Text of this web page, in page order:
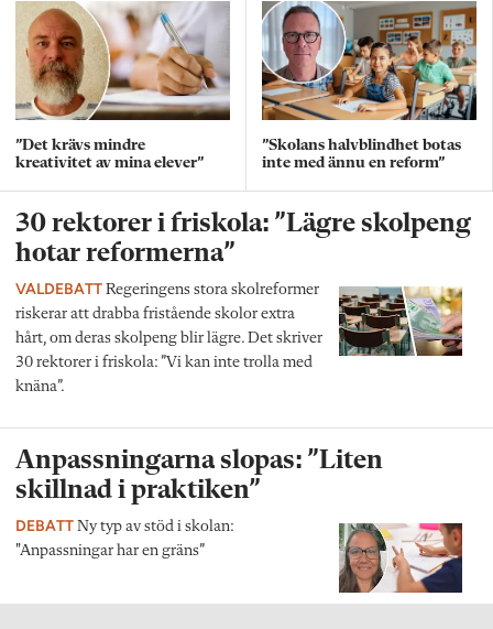
”Det krävs mindre
kreativitet av mina elever”
”Skolans halvblindhet botas
inte med ännu en reform”
30 rektorer i friskola: ”Lägre skolpeng
hotar reformerna”
VALDEBATT Regeringens stora skolreformer
riskerar att drabba fristående skolor extra
hårt, om deras skolpeng blir lägre. Det skriver
30 rektorer i friskola: ”Vi kan inte trolla med
knäna”.
Anpassningarna slopas: ”Liten
skillnad i praktiken”
DEBATT Ny typ av stöd i skolan:
"Anpassningar har en gräns”